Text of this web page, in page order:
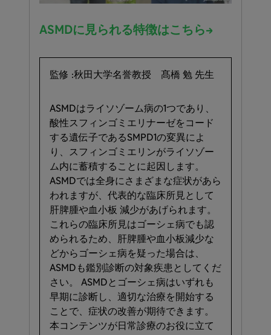
ASMDに​見られる​特徴は​こちら→
監修 :秋田大学名誉教授 髙橋 勉 先生
ASMDは​ライソゾーム病の​1つであり、​
酸性スフィンゴミエリナーゼを​コード
する​遺伝子である​SMPD1の​変異に​よ
り、​スフィンゴミエリンが​ライソゾー
ム内に​蓄積する​ことに​起因します。​
ASMDでは​全身に​さまざまな​症状が​あら
われますが、​代表的な​臨床所見と​して​
肝脾腫や​血小板 減少が​あげられます。​
これらの​臨床所見は​ゴーシェ病でも​認
められる​ため、​肝脾腫や​血小板減少な
どから​ゴーシェ病を​疑った​場合は、​
ASMDも​鑑別診断の​対象疾患と​してくだ
さい。​ ASMDと​ゴーシェ病は​いずれも​
早期に​診断し、​適切な​治療を​開始する​
ことで、​症状の​改善が​期待できます。​
本コンテンツが​日常診療の​お役に​立て